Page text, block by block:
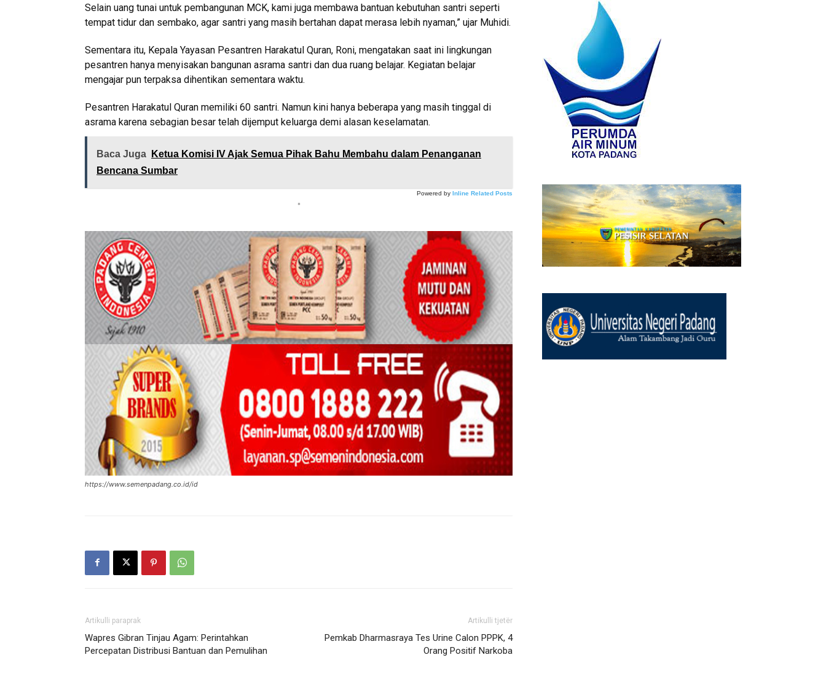
Selain uang tunai untuk pembangunan MCK, kami juga membawa bantuan kebutuhan santri seperti
tempat tidur dan sembako, agar santri yang masih bertahan dapat merasa lebih nyaman,” ujar Muhidi.
Sementara itu, Kepala Yayasan Pesantren Harakatul Quran, Roni, mengatakan saat ini lingkungan
pesantren hanya menyisakan bangunan asrama santri dan dua ruang belajar. Kegiatan belajar
mengajar pun terpaksa dihentikan sementara waktu.
Pesantren Harakatul Quran memiliki 60 santri. Namun kini hanya beberapa yang masih tinggal di
asrama karena sebagian besar telah dijemput keluarga demi alasan keselamatan.
Baca Juga
Ketua Komisi IV Ajak Semua Pihak Bahu Membahu dalam Penanganan
Bencana Sumbar
Powered by Inline Related Posts
*
https://www.semenpadang.co.id/id
Artikulli paraprak
Wapres Gibran Tinjau Agam: Perintahkan
Percepatan Distribusi Bantuan dan Pemulihan
Artikulli tjetër
Pemkab Dharmasraya Tes Urine Calon PPPK, 4
Orang Positif Narkoba